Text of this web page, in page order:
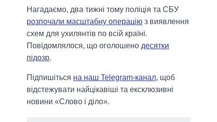
Нагадаємо, два тижні тому поліція та СБУ
розпочали масштабну операцію з виявлення
схем для ухилянтів по всій країні.
Повідомлялося, що оголошено десятки
підозр.
Підпишіться на наш Telegram-канал, щоб
відстежувати найцікавіші та ексклюзивні
новини «Слово і діло».